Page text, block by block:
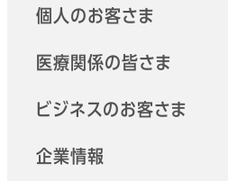
クイックリンク
個人のお客さま
医療関係の皆さま
ビジネスのお客さま
企業情報